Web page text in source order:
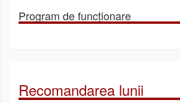
Program de funcționare
Recomandarea lunii